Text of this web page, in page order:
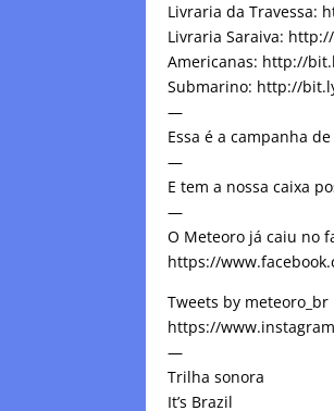
Livraria da Travessa:
Livraria Saraiva:
Americanas: http://
Submarino: http://
—
Essa é a campanha
—
E tem a nossa caixa
—
O Meteoro já caiu no
https://
Tweets by meteoro_br
https://
—
Trilha sonora
It’s Brazil